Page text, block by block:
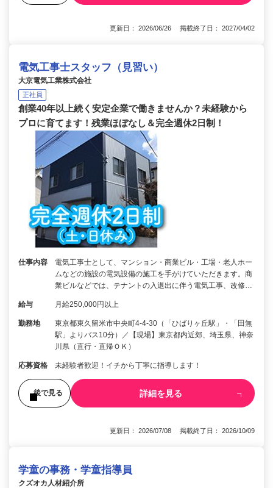
更新日： 2026/06/26 掲載終了日： 2027/04/02
電気工事士スタッフ（見習い）
大京電気工業株式会社
正社員
創業40年以上続く安定企業で働きませんか？未経験から
プロに育てます！残業ほぼなし＆完全週休2日制！
仕事内容
電気工事士として、マンション・商業ビル・工場・老人ホー
ムなどの施設の電気設備の施工を手がけていただきます。商
業ビルなどでは、テナントの入退出に伴う電気工事、改修…
給与 月給250,000円以上
勤務地
東京都東久留米市中央町4-4-30（「ひばりヶ丘駅」・「田無
駅」よりバス10分）／【現場】東京都内近郊、埼玉県、神奈
川県（直行・直帰ＯＫ）
応募資格 未経験者歓迎！イチから丁寧に指導します！
後で見る 詳細を見る
更新日： 2026/07/08 掲載終了日： 2026/10/09
学童の事務・学童指導員
クズオカ人材紹介所